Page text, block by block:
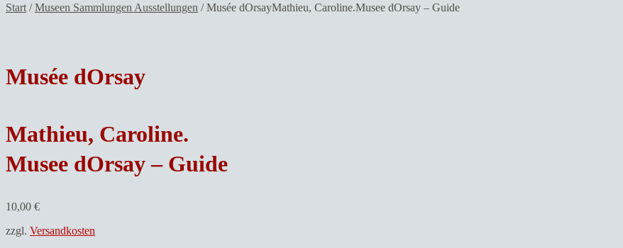
Start /Museen Sammlungen Ausstellungen /Musée dOrsayMathieu, Caroline.Musee dOrsay – Guide
Musée dOrsay
Mathieu, Caroline.
Musee dOrsay – Guide
10,00 €
zzgl. Versandkosten